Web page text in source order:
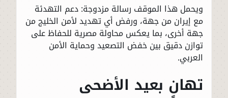
ويحمل هذا الموقف رسالة مزدوجة: دعم التهدئة
مع إيران من جهة، ورفض أي تهديد لأمن الخليج من
جهة أخرى، بما يعكس محاولة مصرية للحفاظ على
توازن دقيق بين خفض التصعيد وحماية الأمن
العربي.
تهانٍ بعيد الأضحى